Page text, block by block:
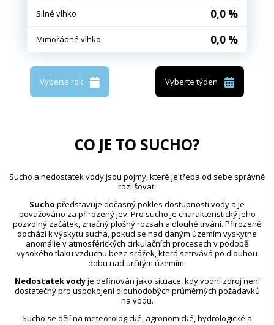
Silné vlhko 0,0 %
Mimořádné vlhko 0,0 %
Vyberte rok Vyberte týden
CO JE TO SUCHO?
Sucho a nedostatek vody jsou pojmy, které je třeba od sebe správně
rozlišovat.
Sucho představuje dočasný pokles dostupnosti vody a je
považováno za přirozený jev. Pro sucho je charakteristický jeho
pozvolný začátek, značný plošný rozsah a dlouhé trvání. Přirozeně
dochází k výskytu sucha, pokud se nad daným územím vyskytne
anomálie v atmosférických cirkulačních procesech v podobě
vysokého tlaku vzduchu beze srážek, která setrvává po dlouhou
dobu nad určitým územím.
Nedostatek vodyje definován jako situace, kdy vodní zdroj není
dostatečný pro uspokojení dlouhodobých průměrných požadavků
na vodu.
Sucho se dělí na meteorologické, agronomické, hydrologické a